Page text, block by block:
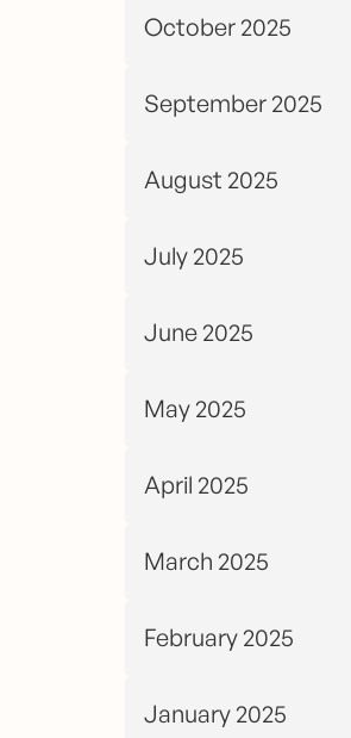
October 2025
September 2025
August 2025
July 2025
June 2025
May 2025
April 2025
March 2025
February 2025
January 2025